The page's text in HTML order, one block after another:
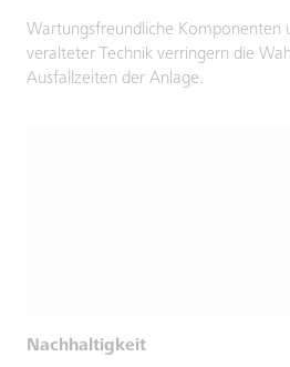
Wartungsfreundliche Komponenten
veralteter Technik verringern die
Ausfallzeiten der Anlage.
Nachhaltigkeit